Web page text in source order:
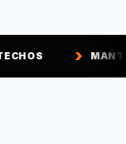
MANTENCIÓN DE